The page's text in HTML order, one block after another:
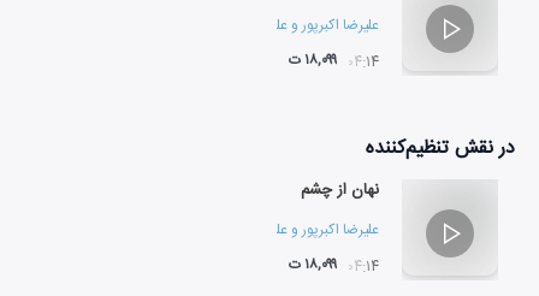
علیرضا اکبرپور و علی مومنیان
۰۴:۱۴ ۱۸,۰۹۹ ت
در نقشتنظیم‌کننده
نهان از چشم
علیرضا اکبرپور و علی مومنیان
۰۴:۱۴ ۱۸,۰۹۹ ت